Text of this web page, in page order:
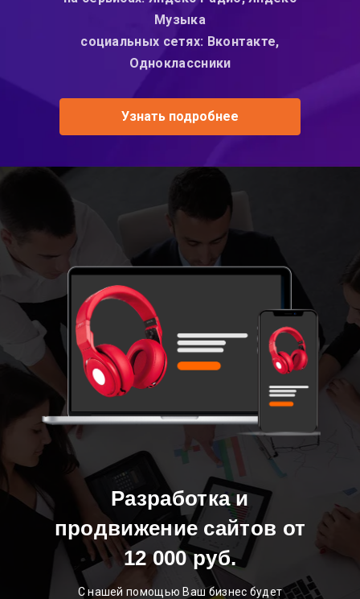
Mузыка
социальных сетях: Вконтакте,
Одноклассники
Узнать подробнее
Разработка и
продвижение сайтов от
12 000 руб.
С нашей помощью Ваш бизнес будет